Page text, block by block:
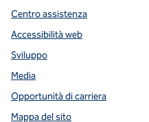
Centro assistenza
Accessibilità web
Sviluppo
Media
Opportunità di carriera
Mappa del sito